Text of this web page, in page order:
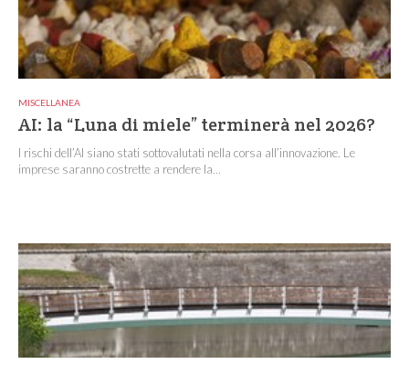
MISCELLANEA
AI: la “Luna di miele” terminerà nel 2026?
I rischi dell’AI siano stati sottovalutati nella corsa all’innovazione. Le
imprese saranno costrette a rendere la...